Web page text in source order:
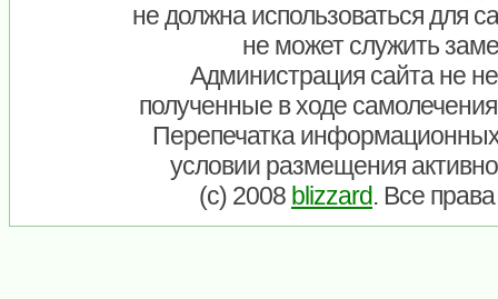
не должна использоваться для
не может служить
Администрация сайта не
полученные в ходе
Перепечатка
условии размещения
(c) 2008 blizzard. Все